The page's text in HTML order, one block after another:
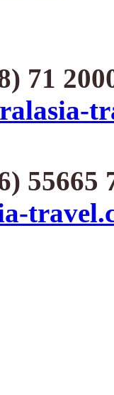
71
55665